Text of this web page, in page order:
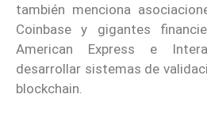
también menciona
Coinbase y gigantes
American Express e
desarrollar sistemas de
blockchain.